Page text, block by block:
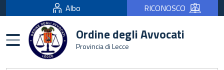
Albo RICONOSCO
Burger menu Ordine degli Avvocati
Provincia di Lecce